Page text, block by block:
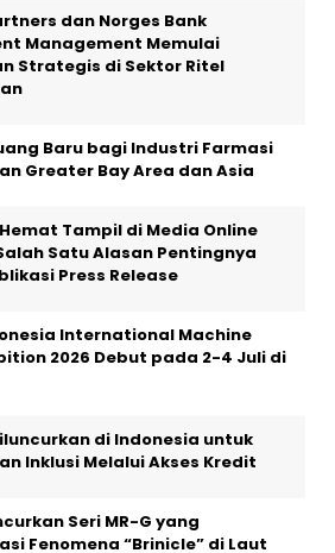
dan Norges Bank
Management Memulai
Strategis di Sektor Ritel
Baru bagi Industri Farmasi
Greater Bay Area dan Asia
Tampil di Media Online
Satu Alasan Pentingnya
Press Release
International Machine
2026 Debut pada 2-4 Juli di
di Indonesia untuk
Inklusi Melalui Akses Kredit
Seri MR-G yang
Fenomena “Brinicle” di Laut